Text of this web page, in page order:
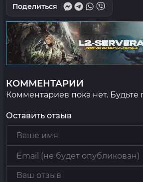
Поделиться
КОММЕНТАРИИ
Комментариев пока нет.
Оставить отзыв